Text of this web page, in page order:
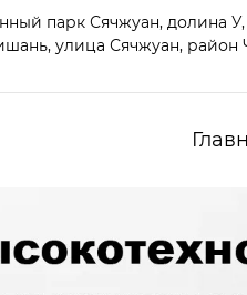
парк Сячжуан, долина У,
улица Сячжуан, район